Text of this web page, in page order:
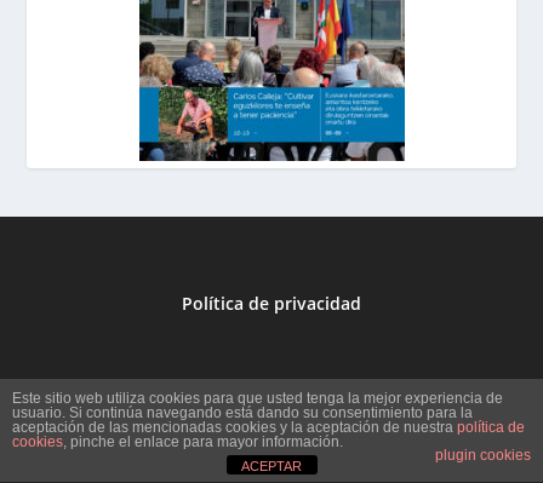
Política de privacidad
Diseñado porElegant Themes| Desarrollado porWordPress
Este sitio web utiliza cookies para que usted tenga la mejor experiencia de
usuario. Si continúa navegando está dando su consentimiento para la
aceptación de las mencionadas cookies y la aceptación de nuestra política de
cookies, pinche el enlace para mayor información.
plugin cookies
ACEPTAR